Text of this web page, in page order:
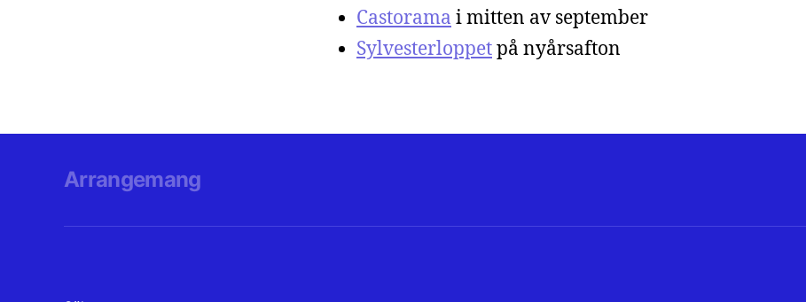
Castorama i mitten av september
Sylvesterloppetpå nyårsafton
Arrangemang